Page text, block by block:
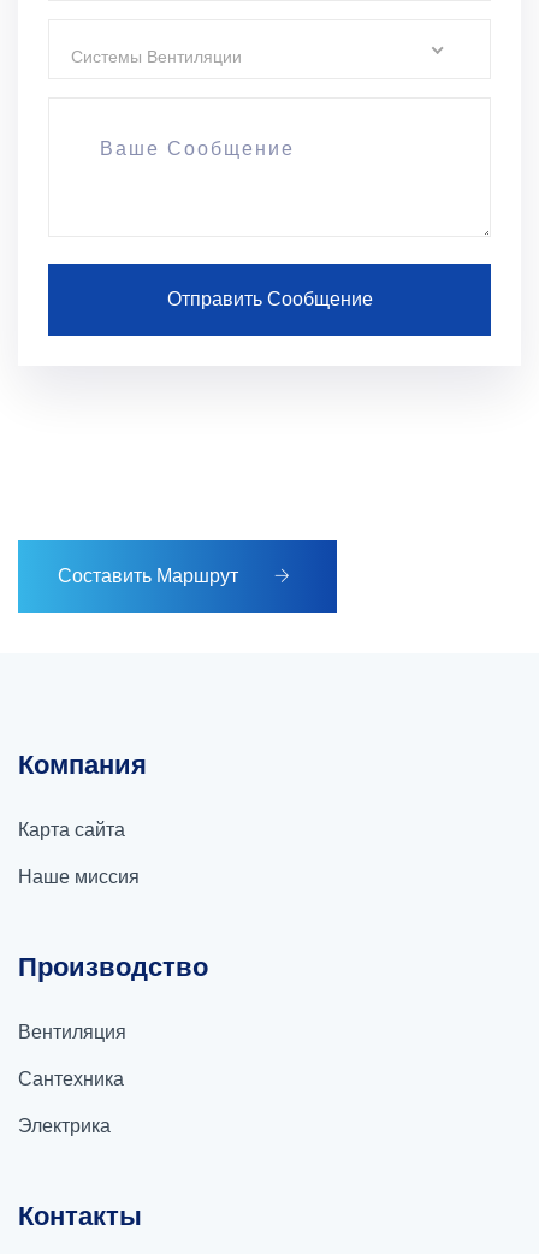
Системы Вентиляции
Отправить Сообщение
Составить Маршрут
Компания
Карта сайта
Наше миссия
Производство
Вентиляция
Сантехника
Электрика
Контакты